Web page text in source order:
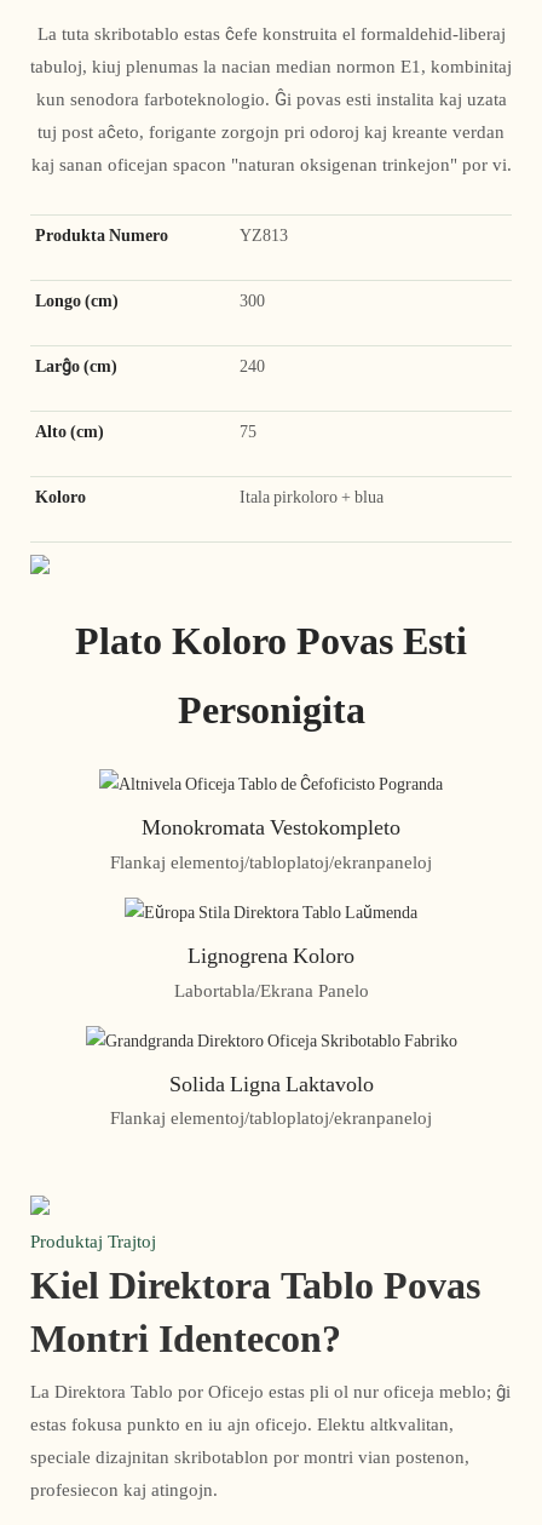
La tuta skribotablo estas ĉefe konstruita el formaldehid-liberaj
tabuloj, kiuj plenumas la nacian median normon E1, kombinitaj
kun senodora farboteknologio. Ĝi povas esti instalita kaj uzata
tuj post aĉeto, forigante zorgojn pri odoroj kaj kreante verdan
kaj sanan oficejan spacon "naturan oksigenan trinkejon" por vi.
Produkta Numero YZ813
Longo (cm) 300
Larĝo (cm) 240
Alto (cm) 75
Koloro Itala pirkoloro + blua
Plato Koloro Povas Esti
Personigita
Monokromata Vestokompleto
Flankaj elementoj/tabloplatoj/ekranpaneloj
Lignogrena Koloro
Labortabla/Ekrana Panelo
Solida Ligna Laktavolo
Flankaj elementoj/tabloplatoj/ekranpaneloj
Produktaj Trajtoj
Kiel Direktora Tablo Povas
Montri Identecon?
La Direktora Tablo por Oficejo estas pli ol nur oficeja meblo; ĝi
estas fokusa punkto en iu ajn oficejo. Elektu altkvalitan,
speciale dizajnitan skribotablon por montri vian postenon,
profesiecon kaj atingojn.